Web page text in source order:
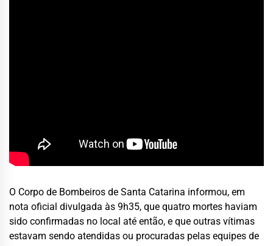
O Corpo de Bombeiros de Santa Catarina informou, em
nota oficial divulgada às 9h35, que quatro mortes haviam
sido confirmadas no local até então, e que outras vítimas
estavam sendo atendidas ou procuradas pelas equipes de